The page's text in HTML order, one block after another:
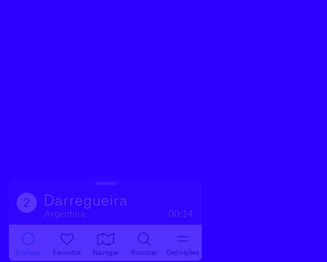
2 Darregueira
Argentina 00:14
Explorar Favoritos Navegar Procurar Definições